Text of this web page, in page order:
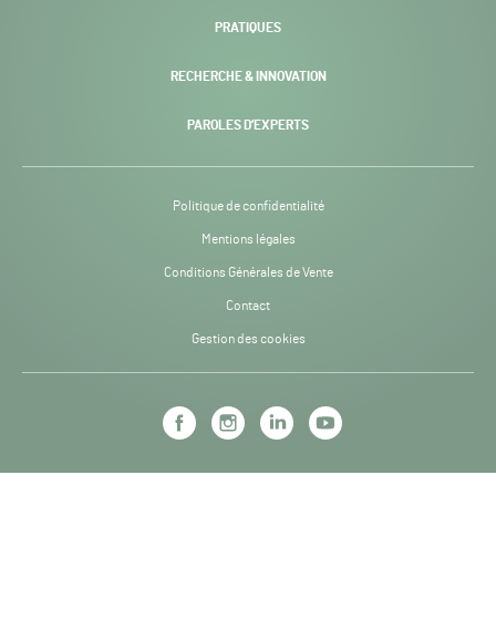
PRATIQUES
RECHERCHE & INNOVATION
PAROLES D’EXPERTS
Politique de confidentialité
Mentions légales
Conditions Générales de Vente
Contact
Gestion des cookies